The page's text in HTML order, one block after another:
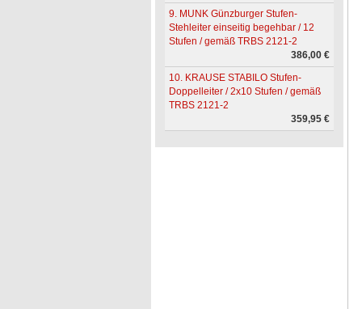
9. MUNK Günzburger Stufen-
Stehleiter einseitig begehbar / 12
Stufen / gemäß TRBS 2121-2
386,00 €
10. KRAUSE STABILO Stufen-
Doppelleiter / 2x10 Stufen / gemäß
TRBS 2121-2
359,95 €